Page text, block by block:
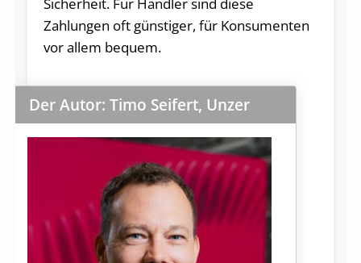
Zahlungen oft günstiger, für Konsumenten
vor allem bequem.
Der Autor: Timo Seifert, Unzer